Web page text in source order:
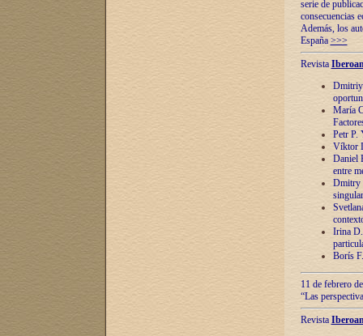
serie de
consecuencias
Además, los
España >>>
Revista
Dmitriy
María
Petr P.
Víktor
Daniel
entre
Dmitry
Irina
Borís
11 de febrero
“Las
Revista